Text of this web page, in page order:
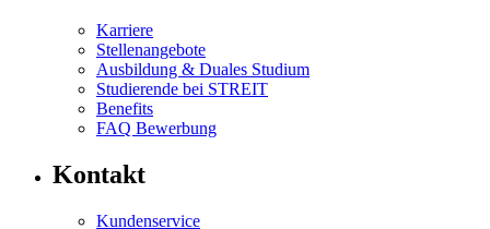
Karriere
Stellenangebote
Ausbildung & Duales Studium
Studierende bei STREIT
Benefits
FAQ Bewerbung
Kontakt
Kundenservice